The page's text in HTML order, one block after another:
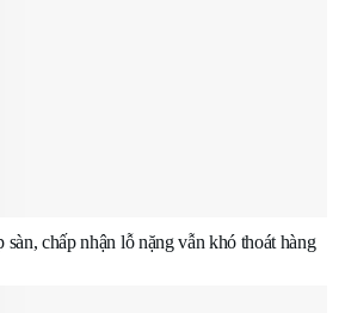
chấp nhận lỗ nặng vẫn khó thoát hàng